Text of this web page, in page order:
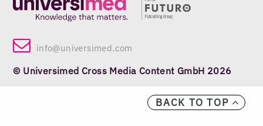
BACK TO TOP
info@universimed.com
© Universimed Cross Media Content GmbH 2026